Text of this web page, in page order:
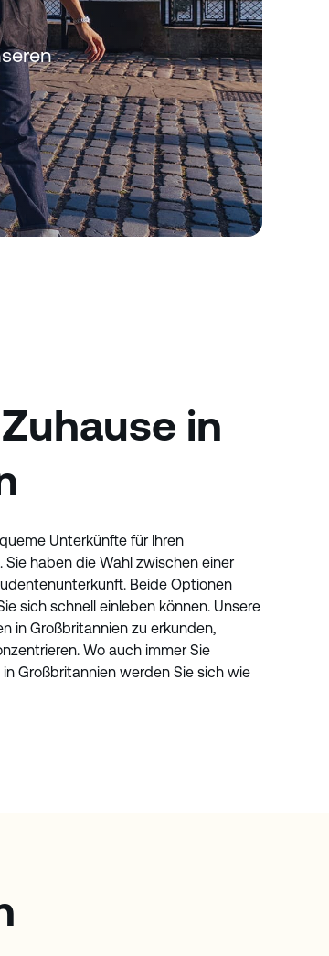
in
Unterkünfte für Ihren
haben die Wahl zwischen einer
Beide Optionen
sich schnell einleben können. Unsere
in Großbritannien zu erkunden,
Wo auch immer Sie
Großbritannien werden Sie sich wie